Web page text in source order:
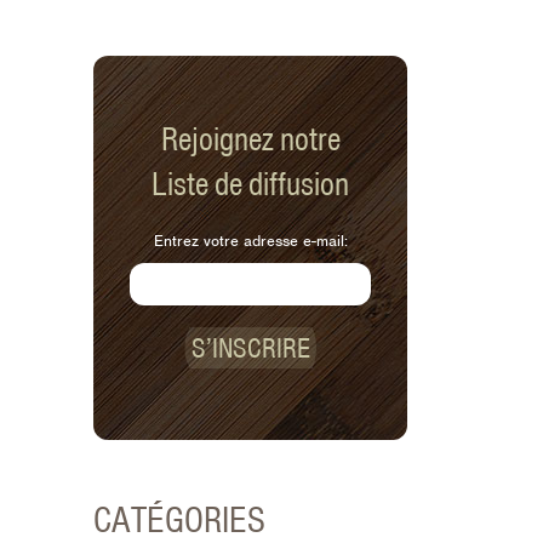
Rejoignez notre
Liste de diffusion
Entrez votre adresse e-mail:
S’INSCRIRE
CATÉGORIES